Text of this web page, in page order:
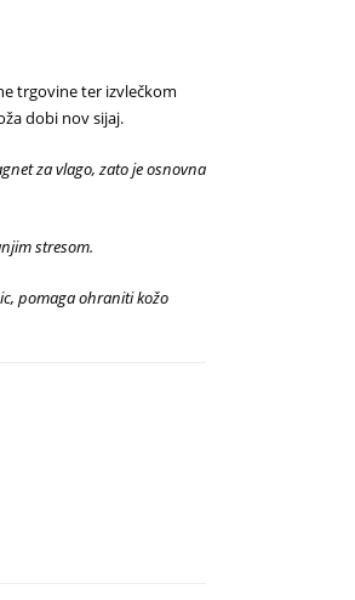
trgovine ter izvlečkom
dobi nov sijaj.
za vlago, zato je osnovna
stresom.
pomaga ohraniti kožo